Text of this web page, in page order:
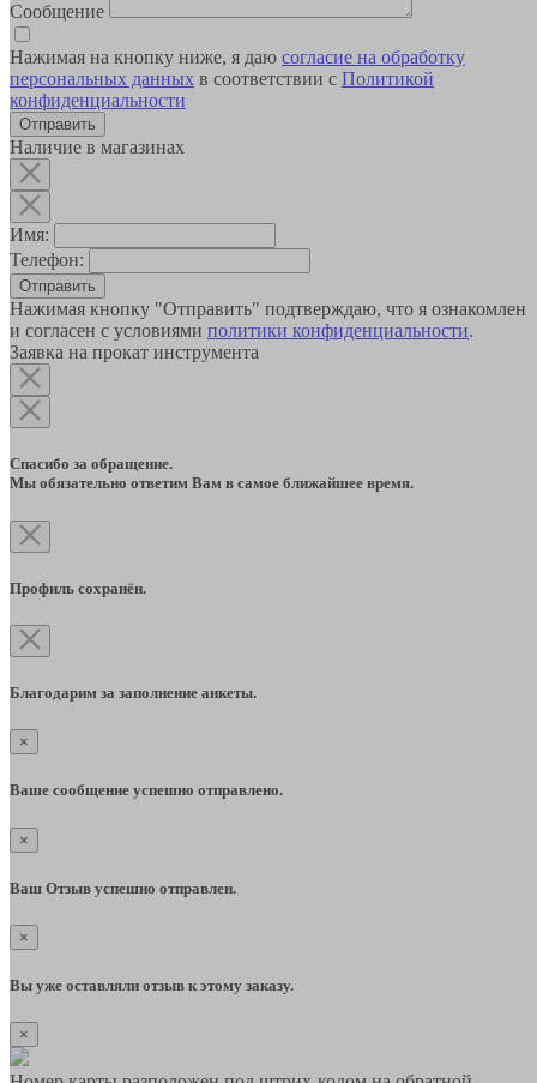
Сообщение
Нажимая на кнопку ниже, я даю согласие на обработку
персональных данных в соответствии с Политикой
конфиденциальности
Наличие в магазинах
Имя:
Телефон:
Отправить
Нажимая кнопку "Отправить" подтверждаю, что я ознакомлен
и согласен с условиями политики конфиденциальности.
Заявка на прокат инструмента
Спасибо за обращение.
Мы обязательно ответим Вам в самое ближайшее время.
Профиль сохранён.
Благодарим за заполнение анкеты.
×
Ваше сообщение успешно отправлено.
×
Ваш Отзыв успешно отправлен.
×
Вы уже оставляли отзыв к этому заказу.
×